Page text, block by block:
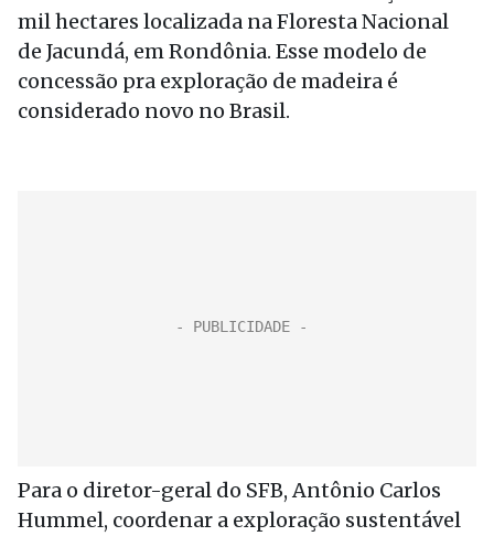
mil hectares localizada na Floresta Nacional
de Jacundá, em Rondônia. Esse modelo de
concessão pra exploração de madeira é
considerado novo no Brasil.
Para o diretor-geral do SFB, Antônio Carlos
Hummel, coordenar a exploração sustentável